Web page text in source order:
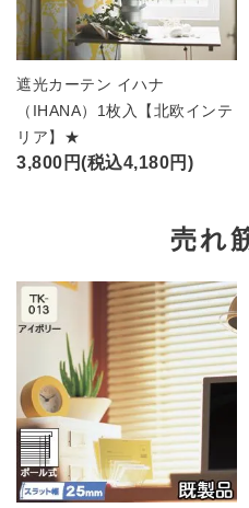
遮光カーテン イハナ
（IHANA）1枚入【北欧インテ
リア】★
3,800円(税込4,180円)
売れ